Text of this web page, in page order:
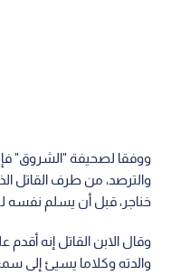
ووفقا لصحيفة "الشروق"
والترصد، من طرف القاتل
خناجر، قبل أن يسلم نفسه
وقال الابن القاتل إنه أقدم
والدته وكلاما يسيئ إلى